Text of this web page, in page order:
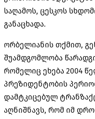
საღამოს, ცესკოს
განაცხადა.
ორბელიანის თქმით,
შუამდგომლობა
რომელიც ეხება 2004
პრეზიდენტობის
დამტკიცებულ
აღნიშნავს, რომ იმ